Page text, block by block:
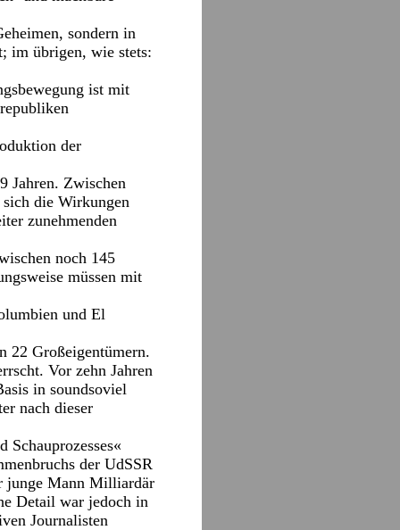
sondern in
im übrigen, wie stets:
ist mit
der
Jahren. Zwischen
die Wirkungen
zunehmenden
noch 145
müssen mit
und El
22 Großeigentümern.
Vor zehn Jahren
in soundsoviel
nach dieser
der UdSSR
junge Mann Milliardär
Detail war jedoch in
Journalisten